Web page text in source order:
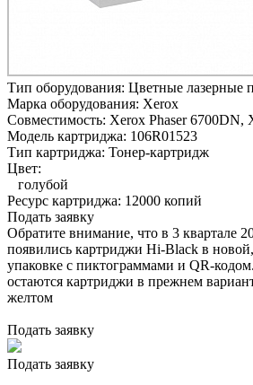
Тип оборудования: Цветные
Марка оборудования: Xerox
Совместимость: Xerox Phaser 6700DN,
Модель картриджа: 106R01523
Тип картриджа: Тонер-картридж
Цвет:
голубой
Ресурс картриджа: 12000 копий
Подать заявку
Обратите внимание, что в 3 квартале
появились картриджи Hi-Black в
упаковке с пиктограммами и QR-
остаются картриджи в прежнем
желтом
Подать заявку
Подать заявку